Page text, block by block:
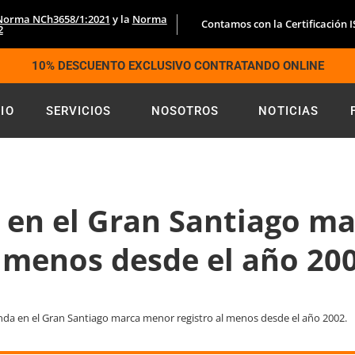
NCh3658/1:2021 y la Norma Contamos con la Certificación
10% DESCUENTO EXCLUSIVO CONTRATANDO ONLINE
SERVICIOS NOSOTROS NOTICIAS
el Gran Santiago
desde el año
en el Gran Santiago marca menor registro al menos desde el año 2002.